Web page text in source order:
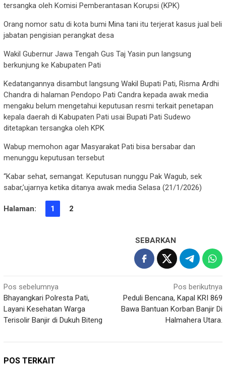
tersangka oleh Komisi Pemberantasan Korupsi (KPK)
Orang nomor satu di kota bumi Mina tani itu terjerat kasus jual beli
jabatan pengisian perangkat desa
Wakil Gubernur Jawa Tengah Gus Taj Yasin pun langsung
berkunjung ke Kabupaten Pati
Kedatangannya disambut langsung Wakil Bupati Pati, Risma Ardhi
Chandra di halaman Pendopo Pati Candra kepada awak media
mengaku belum mengetahui keputusan resmi terkait penetapan
kepala daerah di Kabupaten Pati usai Bupati Pati Sudewo
ditetapkan tersangka oleh KPK
Wabup memohon agar Masyarakat Pati bisa bersabar dan
menunggu keputusan tersebut
“Kabar sehat, semangat. Keputusan nunggu Pak Wagub, sek
sabar,’ujarnya ketika ditanya awak media Selasa (21/1/2026)
Halaman: 1 2
SEBARKAN
Navigasi
pos
Pos sebelumnya
Bhayangkari Polresta Pati,
Layani Kesehatan Warga
Terisolir Banjir di Dukuh Biteng
Pos berikutnya
Peduli Bencana, Kapal KRI 869
Bawa Bantuan Korban Banjir Di
Halmahera Utara.
POS TERKAIT